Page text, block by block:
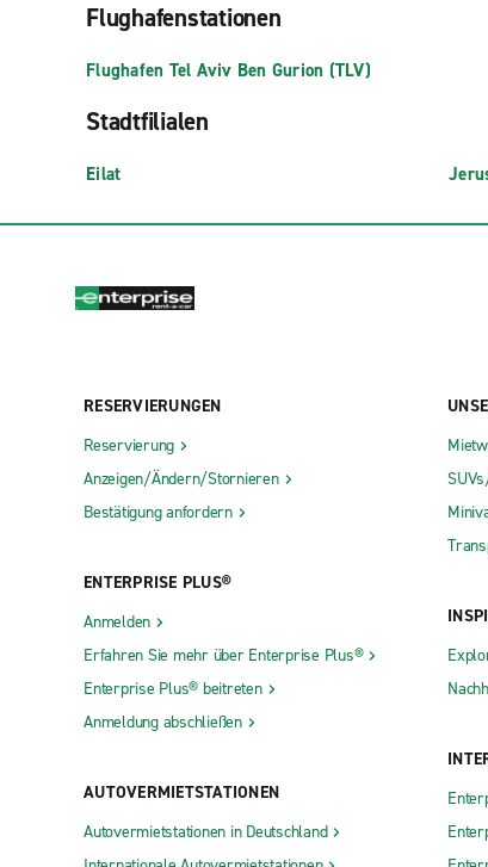
Flughafenstationen
Flughafen Tel Aviv Ben Gurion (TLV)
Stadtfilialen
Eilat
RESERVIERUNGEN
Reservierung
Anzeigen/Ändern/Stornieren
Bestätigung anfordern
ENTERPRISE PLUS®
Anmelden
Erfahren Sie mehr über Enterprise Plus®
Enterprise Plus® beitreten
Anmeldung abschließen
AUTOVERMIETSTATIONEN
Autovermietstationen in Deutschland